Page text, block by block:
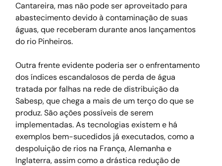
Cantareira, mas não pode ser aproveitado para
abastecimento devido à contaminação de suas
águas, que receberam durante anos lançamentos
do rio Pinheiros.
Outra frente evidente poderia ser o enfrentamento
dos índices escandalosos de perda de água
tratada por falhas na rede de distribuição da
Sabesp, que chega a mais de um terço do que se
produz. São ações possíveis de serem
implementadas. As tecnologias existem e há
exemplos bem-sucedidos já executados, como a
despoluição de rios na França, Alemanha e
Inglaterra, assim como a drástica redução de